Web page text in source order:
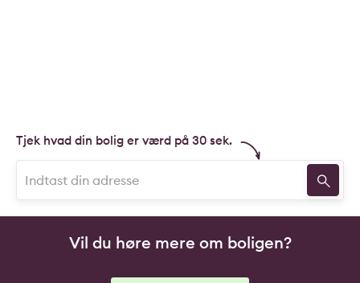
Tjek hvad din bolig er værd på 30 sek.
Vil du høre mere om boligen?